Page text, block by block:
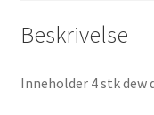
Beskrivelse
Inneholder 4 stk dew